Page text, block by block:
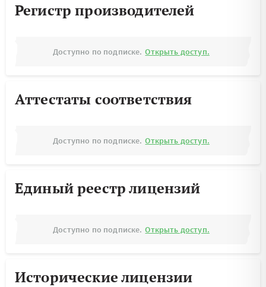
Регистр производителей
Доступно по подписке. Открыть доступ.
Аттестаты соответствия
Доступно по подписке. Открыть доступ.
Единый реестр лицензий
Доступно по подписке. Открыть доступ.
Исторические лицензии